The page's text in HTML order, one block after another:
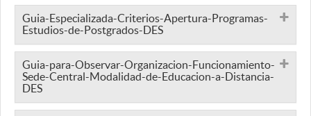
Guia-Especializada-Criterios-Apertura-Programas-
Estudios-de-Postgrados-DES
Guia-para-Observar-Organizacion-Funcionamiento-
Sede-Central-Modalidad-de-Educacion-a-Distancia-
DES